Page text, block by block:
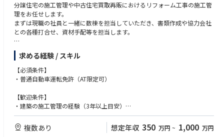
分譲住宅の施工管理や中古住宅買取再販におけるリフォーム工事の施工管
理をお任せします。
まずは現職の社員と一緒に数棟を担当していただき、書類作成や協力会社
との各種打合せ、資材手配等を担当します。
【職務内容】
・関係部署（営業・設計）との打合せ
・工程管理
・工事スケジュールの作成
・施工図面の作成及びチャック
・職人や建築資材の手配
・品質管理
・現場で工事品質の確認、指示
求める経験 / スキル
【必須条件】
・普通自動車運転免許（AT限定可）
【歓迎条件】
・建築の施工管理の経験（3年以上目安）
・建築施工管理技士、建築士の資格
複数あり 想定年収 350 万円 ~ 1,000 万円